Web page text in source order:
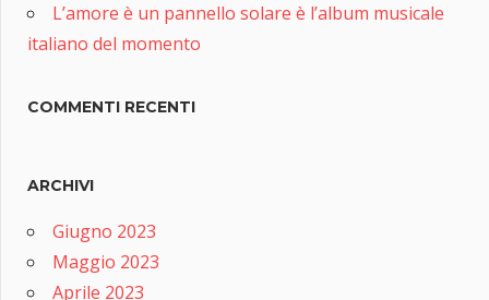
L’amore è un pannello solare è l’album musicale
italiano del momento
COMMENTI RECENTI
ARCHIVI
Giugno 2023
Maggio 2023
Aprile 2023